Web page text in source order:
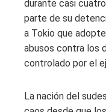
durante casi
parte de su
a Tokio que
abusos contra los
controlado por el
La nación del